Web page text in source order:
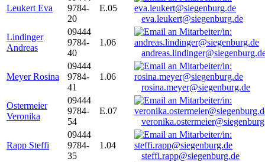
Leukert Eva
9784-
20
E.05
eva.leukert@siegenburg.de
Lindinger
Andreas
09444
9784-
40
1.06
Meyer Rosina
09444
9784-
41
1.06
rosina.meyer@siegenburg.de
Ostermeier
Veronika
09444
9784-
54
E.07
Rapp Steffi
09444
9784-
35
1.04
steffi.rapp@siegenburg.de